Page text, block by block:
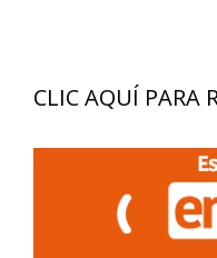
CLIC AQUÍ PARA